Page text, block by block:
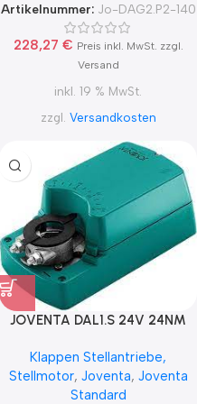
Artikelnummer: Jo-DAG2.P2-140
228,27 € Preis inkl. MwSt. zzgl.
Versand
inkl. 19 % MwSt.
zzgl. Versandkosten
JOVENTA DAL1.S 24V 24NM
ENDLAGENSCHALTER
Klappen Stellantriebe,
Stellmotor, Joventa, Joventa
Standard